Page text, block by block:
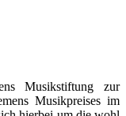
Musikstiftung zur
Musikpreises im